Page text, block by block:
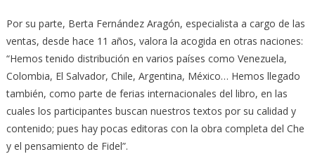
Por su parte, Berta Fernández Aragón, especialista a cargo de las
ventas, desde hace 11 años, valora la acogida en otras naciones:
“Hemos tenido distribución en varios países como Venezuela,
Colombia, El Salvador, Chile, Argentina, México… Hemos llegado
también, como parte de ferias internacionales del libro, en las
cuales los participantes buscan nuestros textos por su calidad y
contenido; pues hay pocas editoras con la obra completa del Che
y el pensamiento de Fidel”.